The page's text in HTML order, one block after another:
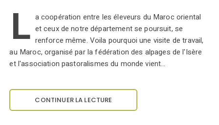
L a coopération entre les éleveurs du Maroc oriental
et ceux de notre département se poursuit, se
renforce même. Voila pourquoi une visite de travail,
au Maroc, organisé par la fédération des alpages de l'Isère
et l'association pastoralismes du monde vient…
CONTINUER LA LECTURE